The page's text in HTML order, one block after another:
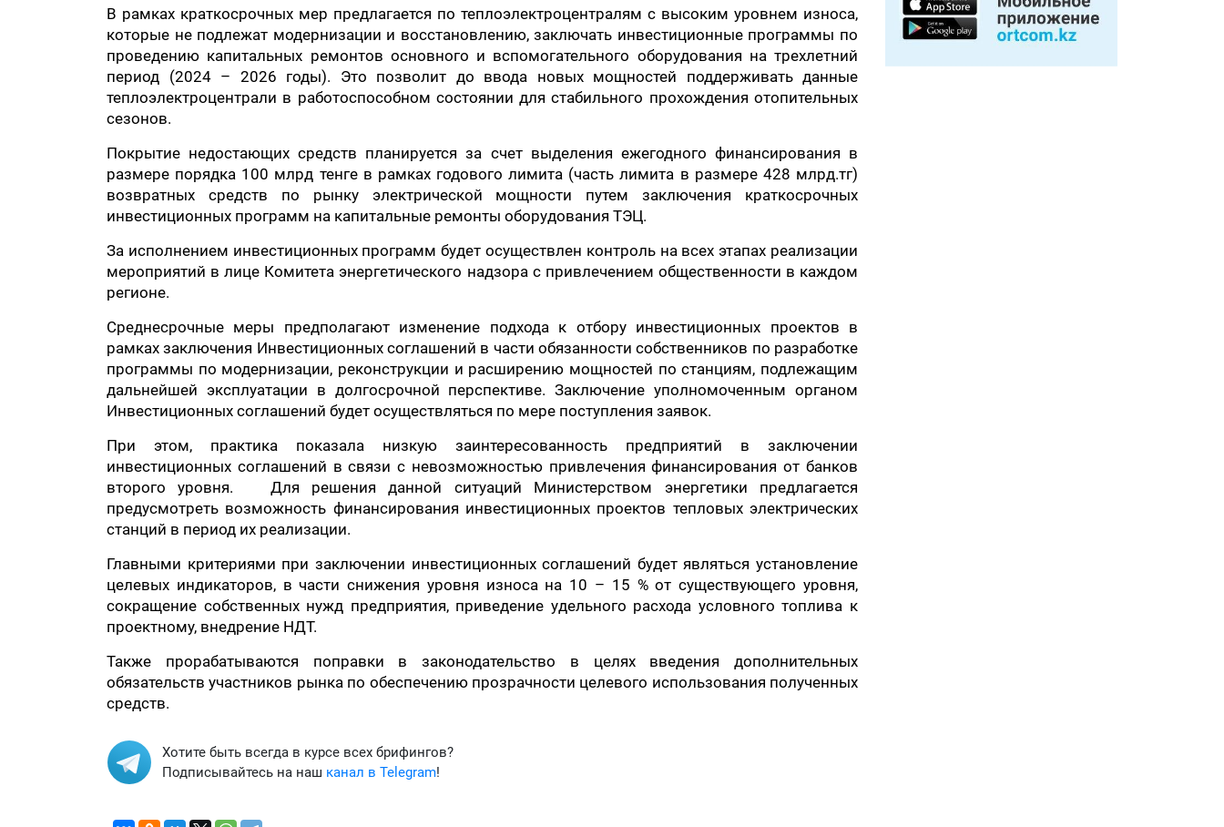
В рамках краткосрочных мер предлагается по теплоэлектроцентралям с высоким уровнем износа,
которые не подлежат модернизации и восстановлению, заключать инвестиционные программы по
проведению капитальных ремонтов основного и вспомогательного оборудования на трехлетний
период (2024 – 2026 годы). Это позволит до ввода новых мощностей поддерживать данные
теплоэлектроцентрали в работоспособном состоянии для стабильного прохождения отопительных
сезонов.
Покрытие недостающих средств планируется за счет выделения ежегодного финансирования в
размере порядка 100 млрд тенге в рамках годового лимита (часть лимита в размере 428 млрд.тг)
возвратных средств по рынку электрической мощности путем заключения краткосрочных
инвестиционных программ на капитальные ремонты оборудования ТЭЦ.
За исполнением инвестиционных программ будет осуществлен контроль на всех этапах реализации
мероприятий в лице Комитета энергетического надзора с привлечением общественности в каждом
регионе.
Среднесрочные меры предполагают изменение подхода к отбору инвестиционных проектов в
рамках заключения Инвестиционных соглашений в части обязанности собственников по разработке
программы по модернизации, реконструкции и расширению мощностей по станциям, подлежащим
дальнейшей эксплуатации в долгосрочной перспективе. Заключение уполномоченным органом
Инвестиционных соглашений будет осуществляться по мере поступления заявок.
При этом, практика показала низкую заинтересованность предприятий в заключении
инвестиционных соглашений в связи с невозможностью привлечения финансирования от банков
второго уровня. Для решения данной ситуаций Министерством энергетики предлагается
предусмотреть возможность финансирования инвестиционных проектов тепловых электрических
станций в период их реализации.
Главными критериями при заключении инвестиционных соглашений будет являться установление
целевых индикаторов, в части снижения уровня износа на 10 – 15 % от существующего уровня,
сокращение собственных нужд предприятия, приведение удельного расхода условного топлива к
проектному, внедрение НДТ.
Также прорабатываются поправки в законодательство в целях введения дополнительных
обязательств участников рынка по обеспечению прозрачности целевого использования полученных
средств.
Хотите быть всегда в курсе всех брифингов?
Подписывайтесь на наш канал в Telegram!